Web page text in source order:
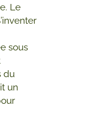
Le
sous
du
un